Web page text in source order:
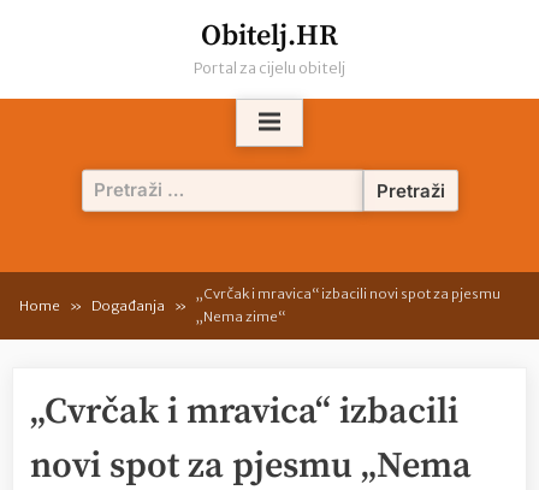
Obitelj.HR
Portal za cijelu obitelj
Pretraži:
Home Događanja
„Cvrčak i mravica“ izbacili novi spot za pjesmu
„Nema zime“
„Cvrčak i mravica“ izbacili
novi spot za pjesmu „Nema